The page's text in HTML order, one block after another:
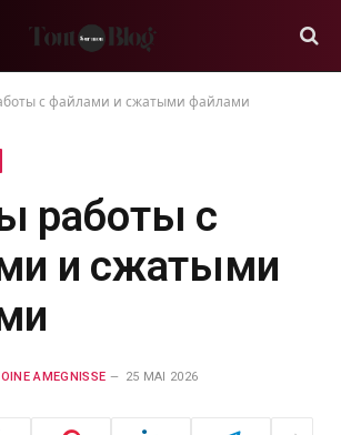
с файлами и сжатыми файлами
работы с
и сжатыми
AMEGNISSE 25 MAI 2026